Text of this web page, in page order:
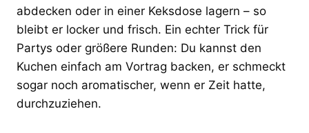
abdecken oder in einer Keksdose lagern – so
bleibt er locker und frisch. Ein echter Trick für
Partys oder größere Runden: Du kannst den
Kuchen einfach am Vortrag backen, er schmeckt
sogar noch aromatischer, wenn er Zeit hatte,
durchzuziehen.